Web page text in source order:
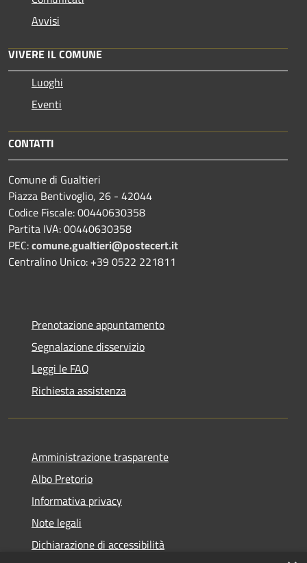
Avvisi
VIVERE IL COMUNE
Luoghi
Eventi
CONTATTI
Comune di Gualtieri
Piazza Bentivoglio, 26 - 42044
Codice Fiscale: 00440630358
Partita IVA: 00440630358
PEC:comune.gualtieri@postecert.it
Centralino Unico: +39 0522 221811
Prenotazione appuntamento
Segnalazione disservizio
Leggi le FAQ
Richiesta assistenza
Amministrazione trasparente
Albo Pretorio
Informativa privacy
Note legali
Dichiarazione di accessibilità